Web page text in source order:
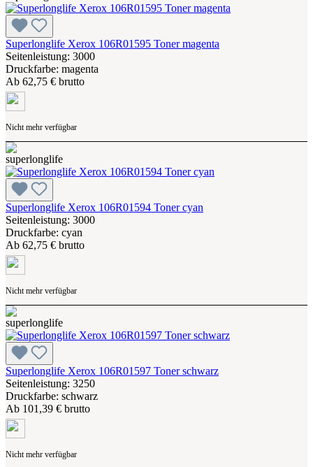
Superlonglife Xerox 106R01595 Toner magenta
Seitenleistung: 3000
Druckfarbe: magenta
Ab 62,75 € brutto
Nicht mehr verfügbar
Superlonglife Xerox 106R01594 Toner cyan
Seitenleistung: 3000
Druckfarbe: cyan
Ab 62,75 € brutto
Nicht mehr verfügbar
Superlonglife Xerox 106R01597 Toner schwarz
Seitenleistung: 3250
Druckfarbe: schwarz
Ab 101,39 € brutto
Nicht mehr verfügbar